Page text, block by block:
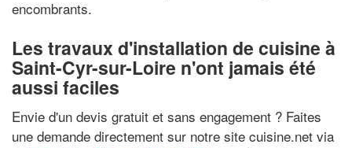
encombrants.
Les travaux d'installation de cuisine à
Saint-Cyr-sur-Loire n'ont jamais été
aussi faciles
Envie d'un devis gratuit et sans engagement ? Faites
une demande directement sur notre site cuisine.net via